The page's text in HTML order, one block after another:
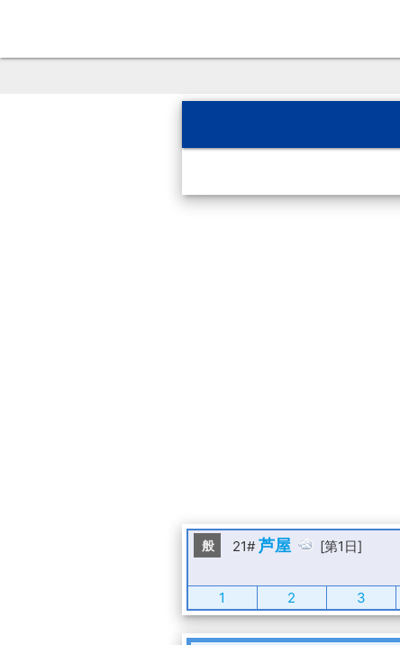
般 21# 芦屋 [第1日]
1 2 3